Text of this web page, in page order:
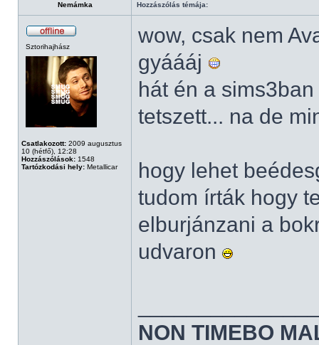
Nemámka Hozzászólás témája:
Sztorihajhász
Csatlakozott: 2009 augusztus
10 (hétfő), 12:28
Hozzászólások: 1548
Tartózkodási hely: Metallicar
wow, csak nem
gyáááj
hát én a
tetszett... na de
hogy lehet
tudom írták hogy
elburjánzani a
udvaron
NON TIMEBO